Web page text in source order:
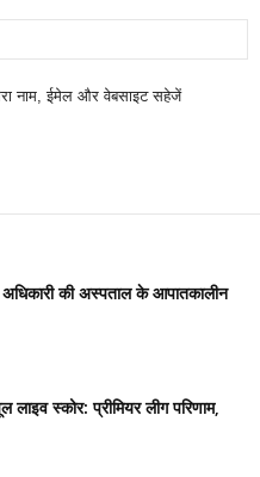
नाम, ईमेल और वेबसाइट सहेजें
अधिकारी की अस्पताल के आपातकालीन
लाइव स्कोर: प्रीमियर लीग परिणाम,